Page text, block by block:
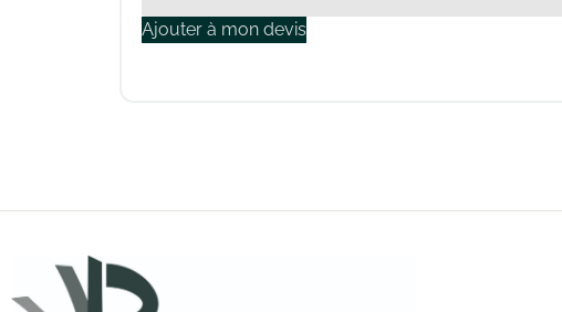
Ajouter à mon devis